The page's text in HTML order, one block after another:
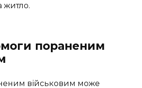
житло.
пораненим
військовим може